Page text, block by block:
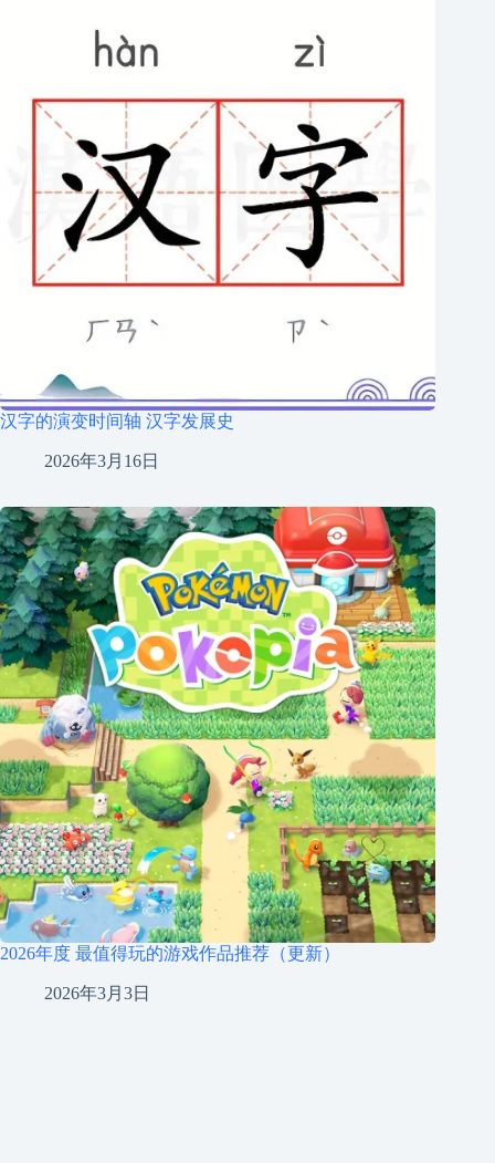
汉字的演变时间轴 汉字发展史
2026年3月16日
2026年度 最值得玩的游戏作品推荐（更新）
2026年3月3日